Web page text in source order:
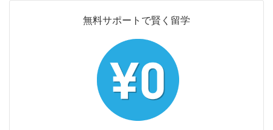
無料サポートで賢く留学